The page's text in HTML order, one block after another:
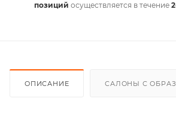
позиций осуществляется в течение
ОПИСАНИЕ САЛОНЫ С